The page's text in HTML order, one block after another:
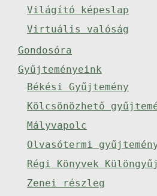
Világító képeslap
Virtuális valóság
Gondosóra
Gyűjteményeink
Békési Gyűjtemény
Kölcsönözhető
Mályvapolc
Olvasótermi
Régi Könyvek
Zenei részleg